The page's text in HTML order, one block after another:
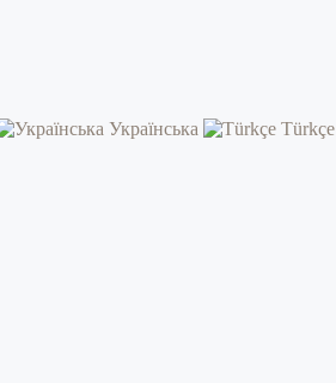
Українська Türkçe